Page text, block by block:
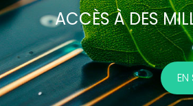
ACCÈS À DES
EN